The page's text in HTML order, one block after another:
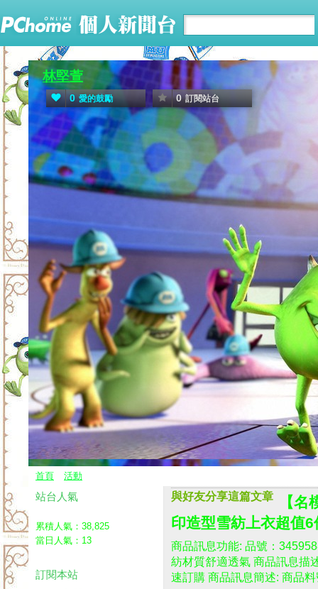
林堅萱
0 愛的鼓勵 0 訂閱站台
首頁 活動
與好友分享這篇文章
【
印造型雪紡上衣超值
商品訊息功能: 品號：
紡材質舒適透氣 商品訊息描
速訂購 商品訊息簡述: 商品
站台人氣
累積人氣： 38,825
當日人氣： 13
訂閱本站